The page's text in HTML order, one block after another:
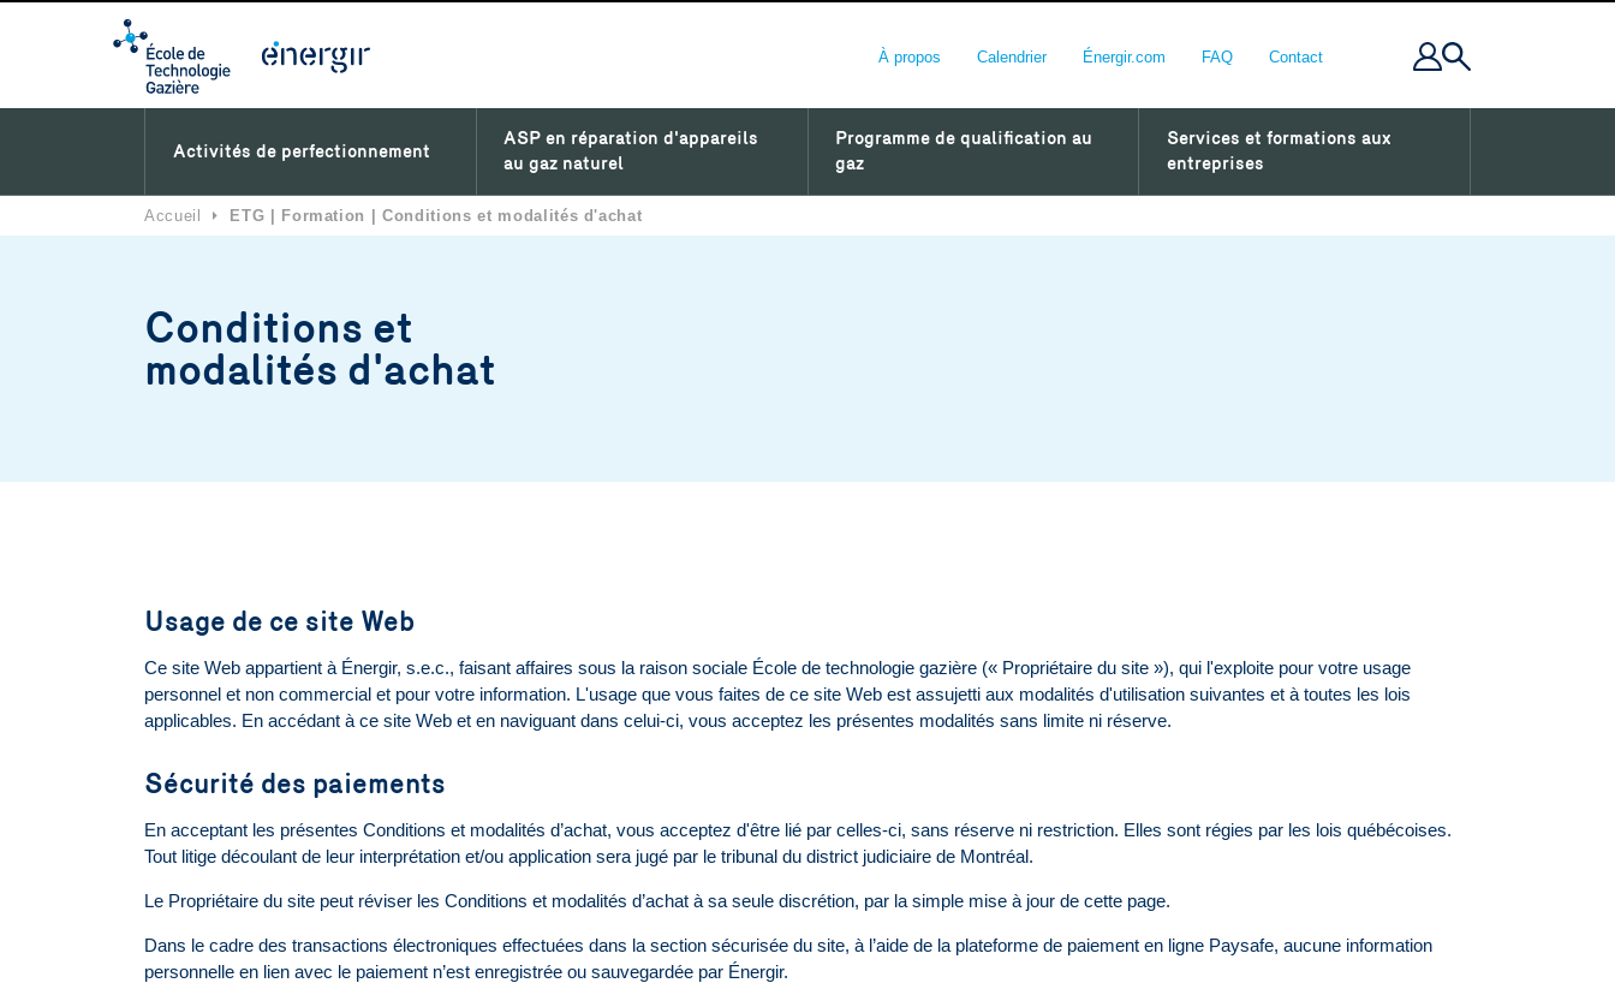
À propos Calendrier Énergir.com FAQ Contact
Activités de perfectionnement
ASP en réparation d'appareils
au gaz naturel
Programme de qualification au
gaz
Services et formations aux
entreprises
Accueil ⏵ ETG | Formation | Conditions et modalités d'achat
Conditions et
modalités d'achat
Usage de ce site Web
Ce site Web appartient à Énergir, s.e.c., faisant affaires sous la raison sociale École de technologie gazière (« Propriétaire du site »), qui l'exploite pour votre usage
personnel et non commercial et pour votre information. L'usage que vous faites de ce site Web est assujetti aux modalités d'utilisation suivantes et à toutes les lois
applicables. En accédant à ce site Web et en naviguant dans celui-ci, vous acceptez les présentes modalités sans limite ni réserve.
Sécurité des paiements
En acceptant les présentes Conditions et modalités d’achat, vous acceptez d'être lié par celles-ci, sans réserve ni restriction. Elles sont régies par les lois québécoises.
Tout litige découlant de leur interprétation et/ou application sera jugé par le tribunal du district judiciaire de Montréal.
Le Propriétaire du site peut réviser les Conditions et modalités d’achat à sa seule discrétion, par la simple mise à jour de cette page.
Dans le cadre des transactions électroniques effectuées dans la section sécurisée du site, à l’aide de la plateforme de paiement en ligne Paysafe, aucune information
personnelle en lien avec le paiement n’est enregistrée ou sauvegardée par Énergir.